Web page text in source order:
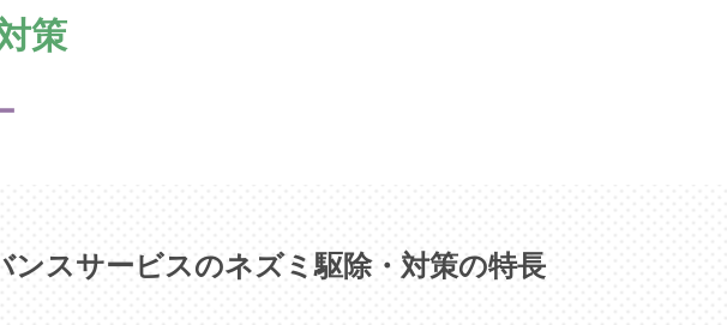
策
ンスサービスのネズミ駆除・対策の特長